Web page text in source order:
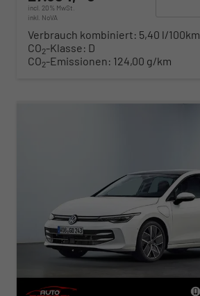
incl. 20% MwSt.
inkl. NoVA
Verbrauch kombiniert: 5,40 l/100km
CO2-Klasse: D
CO2-Emissionen: 124,00 g/km